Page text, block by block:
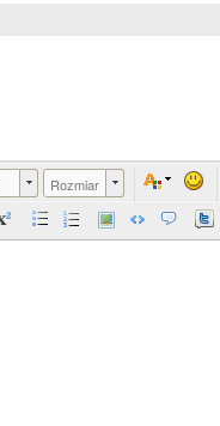
Rozmiar